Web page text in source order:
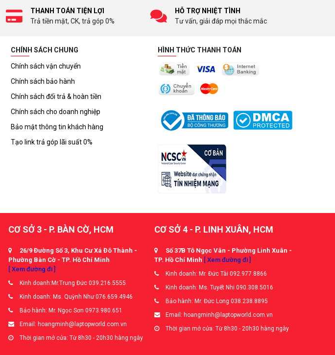
THANH TOÁN TIỆN LỢI
Trả tiền mặt, CK, trả góp 0%
HỖ TRỢ NHIỆT TÌNH
Tư vấn, giải đáp mọi thắc mắc
CHÍNH SÁCH CHUNG
Chính sách vận chuyển
Chính sách bảo hành
Chính sách đổi trả & hoàn tiền
Chính sách cho doanh nghiệp
Bảo mật thông tin khách hàng
Tạo link trả góp lãi suất 0%
HÌNH THỨC THANH TOÁN
CƠ SỞ 3 - P. BÀN CỜ, HCM
26/9 Đường Số 3, Khu Cư Xá Đô Thành -
Phường Bàn Cờ - TP. Hồ Chí Minh
[ Xem đường đi ]
Kinh doanh:Mr.Trung Đức 039.216.5555
Kinh doanh: Ms. Quỳnh Như 076.659.4946
Bảo hành: Mr. Ngọc Sơn 0973.980.651
Email: hoangminh@laptopworld.com.vn
Thời gian mở cửa: Từ 8h30 - 20h30 hàng ngày
CƠ SỞ 4 - P. LINH XUÂN, HCM
Số 37B Tô Ngọc Vân - Phường Linh Xuân -
TP. Hồ Chí Minh [ Xem đường đi ]
Kinh doanh: Mr. Đức Tài 092.977.8866
Kinh doanh: Ms. Tuyết Nhi 090.308.5016
Bảo hành: Mr. Đức Long 038.238.8895
Email: hoangminh@laptopworld.com.vn
Thời gian mở cửa: Từ 8h30 - 20h30 hàng ngày